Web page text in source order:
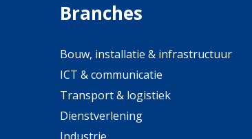
Branches
Bouw, installatie & infrastructuur
ICT & communicatie
Transport & logistiek
Dienstverlening